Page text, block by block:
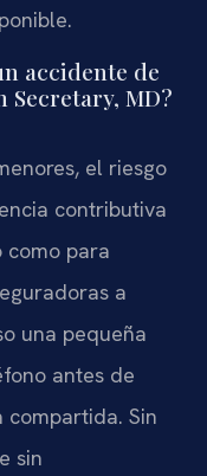
accidente de
Secretary, MD?
el riesgo
contributiva
como para
a
una pequeña
antes de
Sin
sin